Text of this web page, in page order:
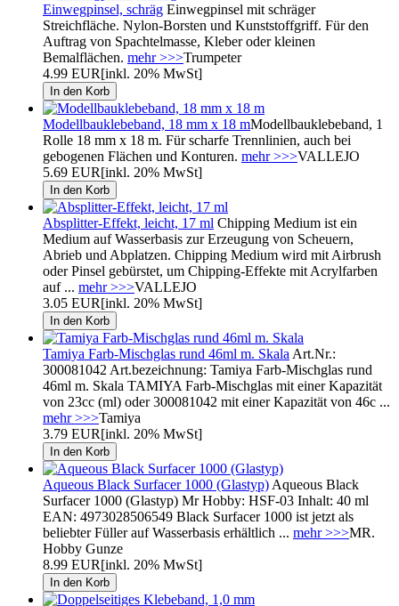
Einwegpinsel, schräg Einwegpinsel mit schräger
Streichfläche. Nylon-Borsten und Kunststoffgriff. Für den
Auftrag von Spachtelmasse, Kleber oder kleinen
Bemalflächen. mehr >>>Trumpeter
4.99 EUR[inkl. 20% MwSt]
Modellbauklebeband, 18 mm x 18 mModellbauklebeband, 1
Rolle 18 mm x 18 m. Für scharfe Trennlinien, auch bei
gebogenen Flächen und Konturen. mehr >>>VALLEJO
5.69 EUR[inkl. 20% MwSt]
Absplitter-Effekt, leicht, 17 ml Chipping Medium ist ein
Medium auf Wasserbasis zur Erzeugung von Scheuern,
Abrieb und Abplatzen. Chipping Medium wird mit Airbrush
oder Pinsel gebürstet, um Chipping-Effekte mit Acrylfarben
auf ... mehr >>>VALLEJO
3.05 EUR[inkl. 20% MwSt]
Tamiya Farb-Mischglas rund 46ml m. Skala Art.Nr.:
300081042 Art.bezeichnung: Tamiya Farb-Mischglas rund
46ml m. Skala TAMIYA Farb-Mischglas mit einer Kapazität
von 23cc (ml) oder 300081042 mit einer Kapazität von 46c ...
mehr >>>Tamiya
3.79 EUR[inkl. 20% MwSt]
Aqueous Black Surfacer 1000 (Glastyp) Aqueous Black
Surfacer 1000 (Glastyp) Mr Hobby: HSF-03 Inhalt: 40 ml
EAN: 4973028506549 Black Surfacer 1000 ist jetzt als
beliebter Füller auf Wasserbasis erhältlich ... mehr >>>MR.
Hobby Gunze
8.99 EUR[inkl. 20% MwSt]